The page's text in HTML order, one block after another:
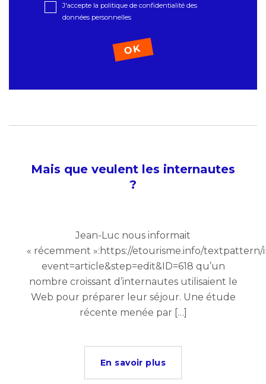
J'accepte la politique de confidentialité des
données personnelles
Mais que veulent les internautes
?
Jean-Luc nous informait
« récemment »:https://etourisme.info/textpattern/
event=article&step=edit&ID=618 qu’un
nombre croissant d’internautes utilisaient le
Web pour préparer leur séjour. Une étude
récente menée par […]
En savoir plus